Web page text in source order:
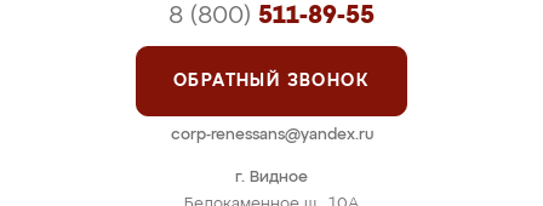
г. Видное
8 (800) 511-89-55
ОБРАТНЫЙ ЗВОНОК
corp-renessans@yandex.ru